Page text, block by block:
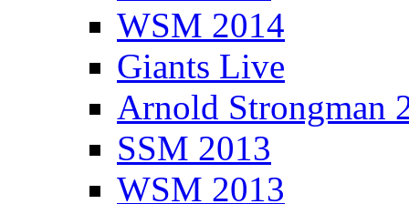
WSM 2014
Giants Live
Arnold Strongman
SSM 2013
WSM 2013